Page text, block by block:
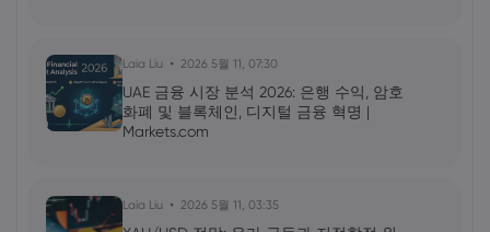
Laia Liu 2026 5월 11, 07:30
UAE 금융 시장 분석 2026: 은행 수익, 암호
화폐 및 블록체인, 디지털 금융 혁명 |
Markets.com
Laia Liu 2026 5월 11, 03:35